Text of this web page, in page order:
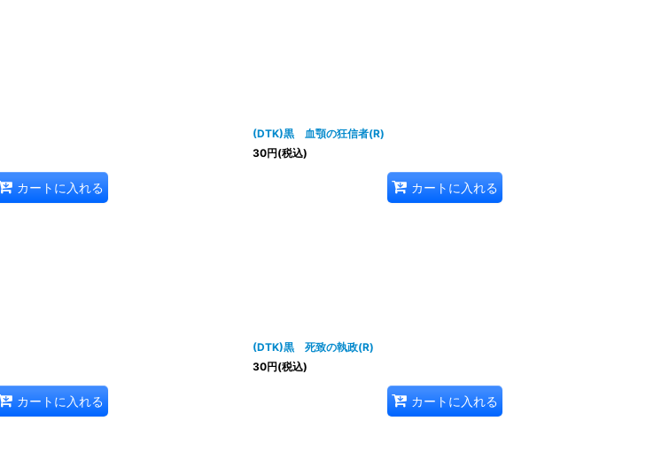
カートに入れる
(DTK)黒 血顎の狂信者(R)
30円(税込)
カートに入れる
カートに入れる
(DTK)黒 死致の執政(R)
30円(税込)
カートに入れる